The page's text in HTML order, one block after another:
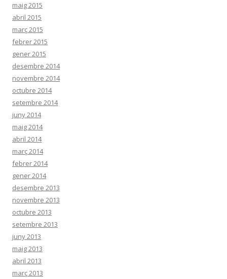
maig 2015
abril 2015
març 2015
febrer 2015
gener 2015
desembre 2014
novembre 2014
octubre 2014
setembre 2014
juny 2014
maig 2014
abril 2014
març 2014
febrer 2014
gener 2014
desembre 2013
novembre 2013
octubre 2013
setembre 2013
juny 2013
maig 2013
abril 2013
març 2013